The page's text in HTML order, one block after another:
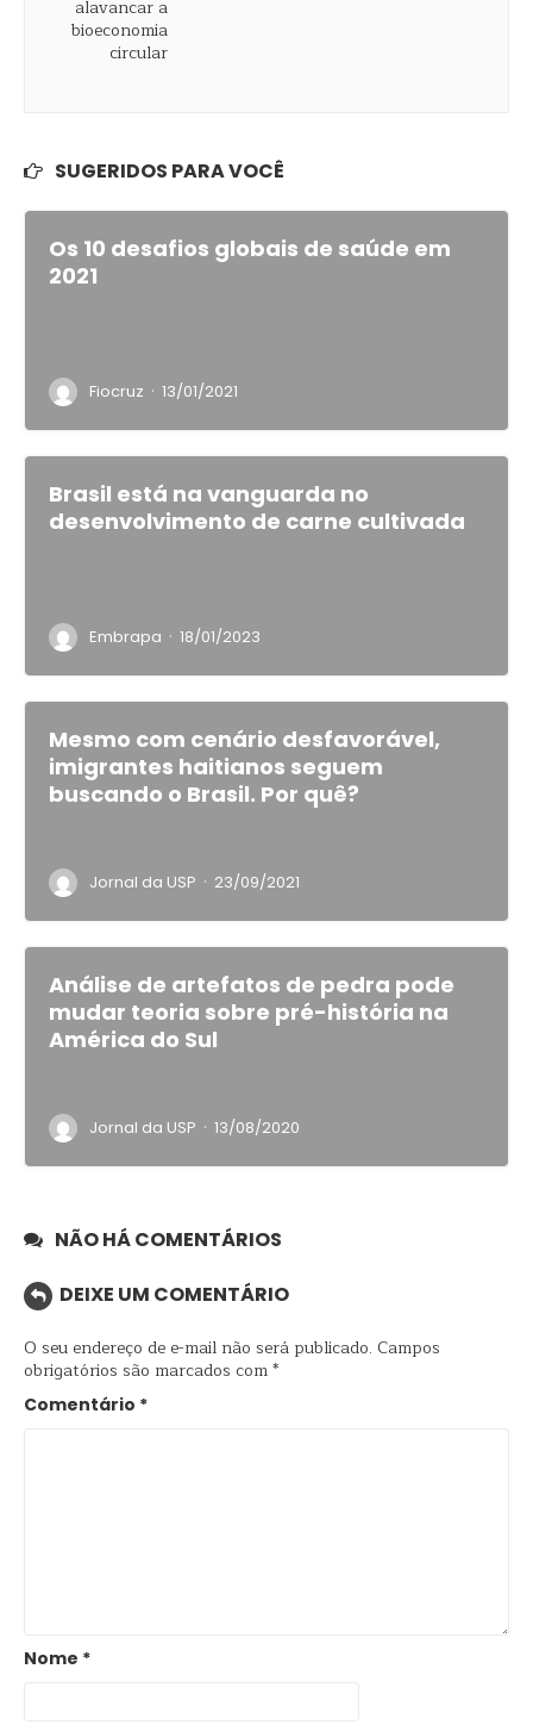
SUGERIDOS PARA VOCÊ
Os 10 desafios globais de saúde em
2021
Fiocruz · 13/01/2021
Brasil está na vanguarda no
desenvolvimento de carne cultivada
Embrapa · 18/01/2023
Mesmo com cenário desfavorável,
imigrantes haitianos seguem
buscando o Brasil. Por quê?
Jornal da USP · 23/09/2021
Análise de artefatos de pedra pode
mudar teoria sobre pré-história na
América do Sul
Jornal da USP · 13/08/2020
NÃO HÁ COMENTÁRIOS
DEIXE UM COMENTÁRIO
O seu endereço de e-mail não será publicado. Campos
obrigatórios são marcados com*
Comentário *
Nome *